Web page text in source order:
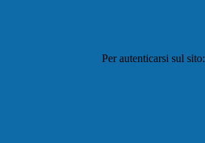
Per autenticarsi sul sito: